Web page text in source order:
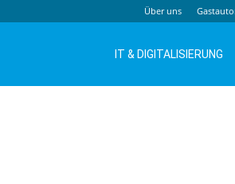
Über uns
IT & DIGITALISIERUNG